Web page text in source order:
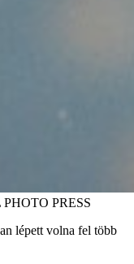
PRESS
lépett volna fel több